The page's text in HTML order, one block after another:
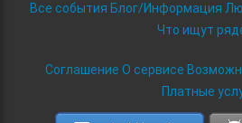
Все события Блог/Информация
Что ищут
Соглашение О сервисе
Платные